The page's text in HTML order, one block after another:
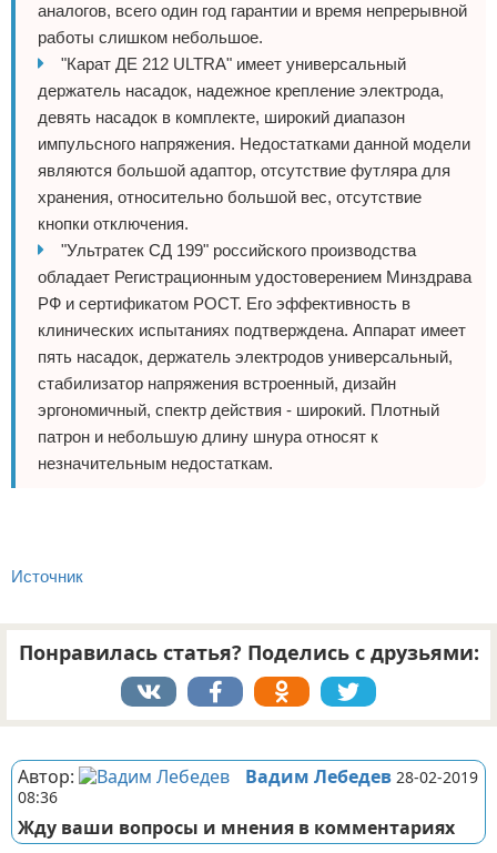
аналогов, всего один год гарантии и время непрерывной
работы слишком небольшое.
"Карат ДЕ 212 ULTRA" имеет универсальный
держатель насадок, надежное крепление электрода,
девять насадок в комплекте, широкий диапазон
импульсного напряжения. Недостатками данной модели
являются большой адаптор, отсутствие футляра для
хранения, относительно большой вес, отсутствие
кнопки отключения.
"Ультратек СД 199" российского производства
обладает Регистрационным удостоверением Минздрава
РФ и сертификатом РОСТ. Его эффективность в
клинических испытаниях подтверждена. Аппарат имеет
пять насадок, держатель электродов универсальный,
стабилизатор напряжения встроенный, дизайн
эргономичный, спектр действия - широкий. Плотный
патрон и небольшую длину шнура относят к
незначительным недостаткам.
Источник
Понравилась статья? Поделись с друзьями:
Автор: Вадим Лебедев 28-02-2019
08:36
Жду ваши вопросы и мнения в комментариях